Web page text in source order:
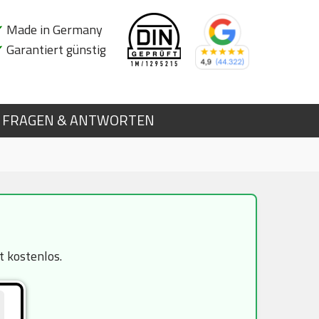
Made in Germany
Garantiert günstig
FRAGEN & ANTWORTEN
kostenlos.